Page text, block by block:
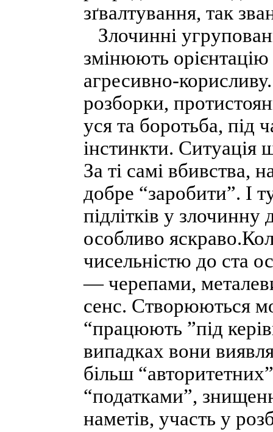
зґвалтування, так
Злочинні
змінюють орієнтацію
агресивно-
розборки,
уся та боротьба, під
інстинкти. Ситуація
За ті самі вбивства,
добре “заробити”. І
підлітків у злочинну
особливо
чисельністю до ста
— черепами,
сенс. Створюються
“працюють ”під
випадках вони
більш
“податками”,
наметів, участь у